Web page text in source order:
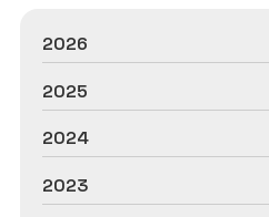
2026
2025
2024
2023